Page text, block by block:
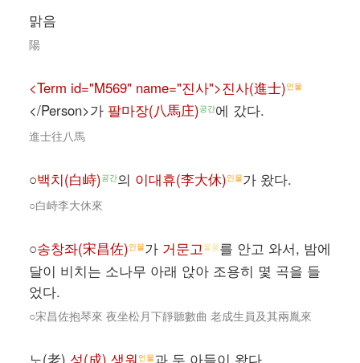
맑음
陽
<Term id="M569" name="진사">진사(進士)인물
</Person>가 팔마장(八馬庄)공간에 갔다.
進士往八馬
○백치(白峙)공간의 이대휴(李大休)인물가 왔다.
○白峙李大休來
○송창좌(宋昌佐)인물가 거문고물품를 안고 와서, 밤에
달이 비치는 소나무 아래 앉아 조용히 몇 곡을 들
었다.
○宋昌佐抱琴來 夜坐松月下靜聽數曲 老成生員及其兩胤來
인물